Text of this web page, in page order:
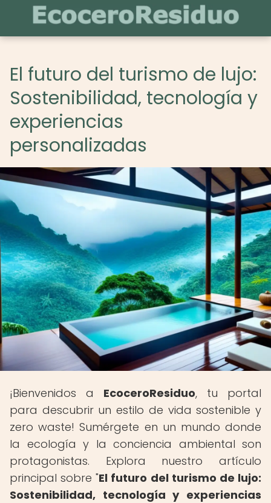
El futuro del turismo de lujo:
Sostenibilidad, tecnología y
experiencias
personalizadas
¡Bienvenidos a EcoceroResiduo, tu portal
para descubrir un estilo de vida sostenible y
zero waste! Sumérgete en un mundo donde
la ecología y la conciencia ambiental son
protagonistas. Explora nuestro artículo
principal sobre "El futuro del turismo de lujo:
Sostenibilidad, tecnología y experiencias